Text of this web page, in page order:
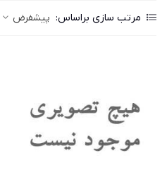
مرتب سازی براساس: پیشفرض